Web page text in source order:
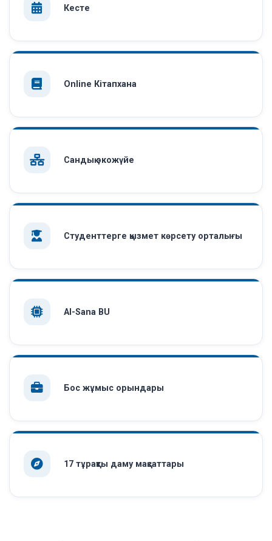
Кесте
Online Кітапхана
Сандық экожүйе
Студенттерге қызмет көрсету орталығы
AI-Sana BU
Бос жұмыс орындары
17 тұрақты даму мақсаттары